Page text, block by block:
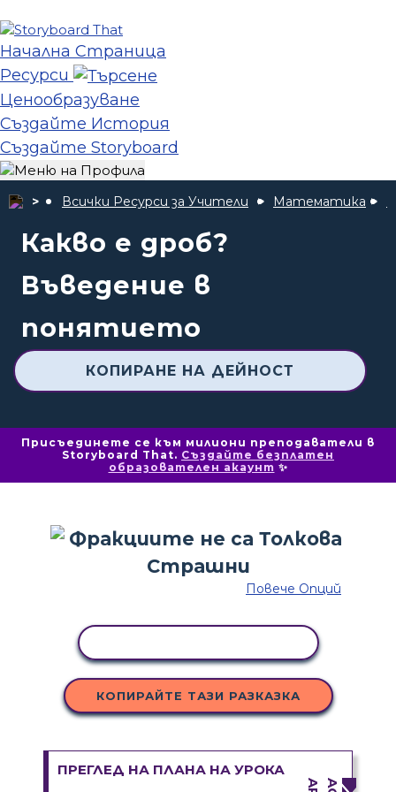
Начална Страница
Ресурси
Ценообразуване
Създайте История
Създайте Storyboard
Всички Ресурси за Учители Математика
Какво е дроб?
Въведение в
понятието
КОПИРАНЕ НА ДЕЙНОСТ
Присъединете се към милиони преподаватели в
Storyboard That. Създайте безплатен
образователен акаунт ✨
Повече Опций
КОПИРАЙТЕ ТАЗИ РАЗКАЗКА
ПРЕГЛЕД НА ПЛАНА НА УРОКА